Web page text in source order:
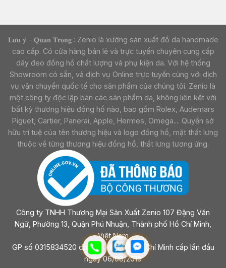
𝐋𝐮̛𝐮 𝐲́ - 𝐐𝐮𝐚𝐧 𝐓𝐫𝐨̣𝐧𝐠 : Zenio là xưởng sản xuất đồ da handmade
cao cấp. Có cửa hàng bán lẻ và trực tuyến chuyên cung cấp
dây đeo đồng hồ chất lượng và phụ kiện da. Với hệ thống
Showroom có sẵn, và dịch vụ Online trực tuyến cùng với dịch
vụ vận chuyển quốc tế cho sản phẩm của chúng tôi. Zenio là
một công ty độc lập bán các sản phẩm da, không liên kết với
bất kỳ thương hiệu đồng hồ nào, bao gồm Rolex, Audemars
Piguet, Cartier, Panerai, Apple, Hermes, Omega.... Quyền sở
hữu trí tuệ của tên thương hiệu và logo đồng hồ, mặt thắt lưng
thuộc về từng thương hiệu đồng hồ, thắt lưng tương ứng.
Công ty TNHH Thương Mại Sản Xuất Zenio 107 Đặng Văn
Ngữ, Phường 13, Quận Phú Nhuận, Thành phố Hồ Chí Minh,
Việt Nam
GP số 0315834520 do sở KHĐT Tp Hồ Chí Minh cấp lần đầu
ngày 06/08/2019